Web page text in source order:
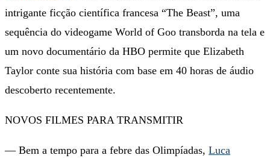
intrigante ficção científica francesa “The Beast”, uma
sequência do videogame World of Goo transborda na tela e
um novo documentário da HBO permite que Elizabeth
Taylor conte sua história com base em 40 horas de áudio
descoberto recentemente.
NOVOS FILMES PARA TRANSMITIR
— Bem a tempo para a febre das Olimpíadas, Luca